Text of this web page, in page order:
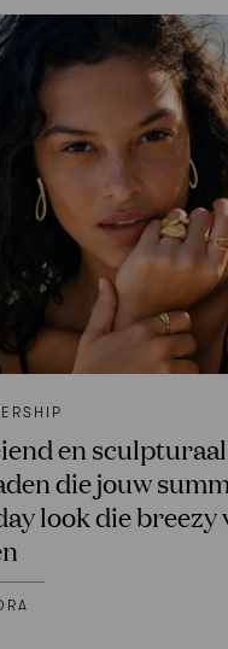
en
die jouw
look die breezy